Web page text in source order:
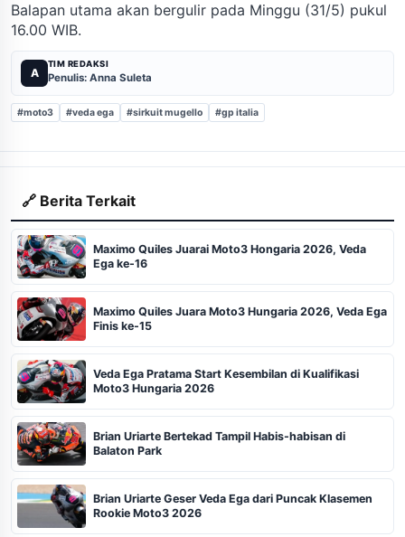
Balapan utama akan bergulir pada Minggu (31/5) pukul
16.00 WIB.
A
TIM REDAKSI
Penulis: Anna Suleta
#moto3 #veda ega #sirkuit mugello #gp italia
🔗 Berita Terkait
Maximo Quiles Juarai Moto3 Hongaria 2026, Veda
Ega ke-16
Maximo Quiles Juara Moto3 Hungaria 2026, Veda Ega
Finis ke-15
Veda Ega Pratama Start Kesembilan di Kualifikasi
Moto3 Hungaria 2026
Brian Uriarte Bertekad Tampil Habis-habisan di
Balaton Park
Brian Uriarte Geser Veda Ega dari Puncak Klasemen
Rookie Moto3 2026